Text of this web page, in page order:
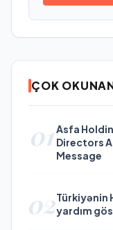
ÇOK
01Asfa
Directors
Message
02Türkiyənin
yardım